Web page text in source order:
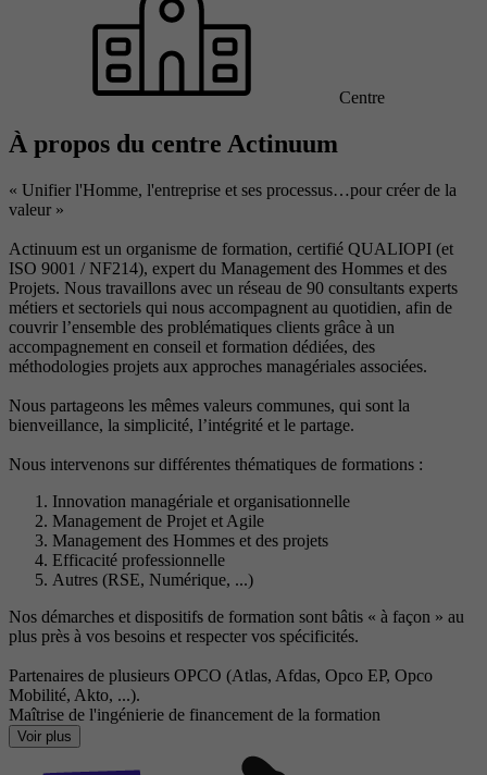
Centre
À propos du centre Actinuum
« Unifier l'Homme, l'entreprise et ses processus…pour créer de la
valeur »
Actinuum est un organisme de formation, certifié QUALIOPI (et
ISO 9001 / NF214), expert du Management des Hommes et des
Projets. Nous travaillons avec un réseau de 90 consultants experts
métiers et sectoriels qui nous accompagnent au quotidien, afin de
couvrir l’ensemble des problématiques clients grâce à un
accompagnement en conseil et formation dédiées, des
méthodologies projets aux approches managériales associées.
Nous partageons les mêmes valeurs communes, qui sont la
bienveillance, la simplicité, l’intégrité et le partage.
Nous intervenons sur différentes thématiques de formations :
Innovation managériale et organisationnelle
Management de Projet et Agile
Management des Hommes et des projets
Efficacité professionnelle
Autres (RSE, Numérique, ...)
Nos démarches et dispositifs de formation sont bâtis « à façon » au
plus près à vos besoins et respecter vos spécificités.
Partenaires de plusieurs OPCO (Atlas, Afdas, Opco EP, Opco
Mobilité, Akto, ...).
Maîtrise de l'ingénierie de financement de la formation
Voir plus